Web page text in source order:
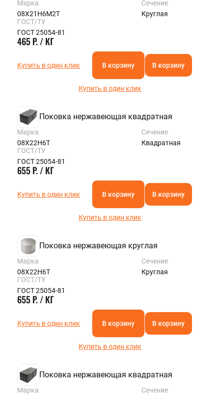
Марка
08Х21Н6М2Т
Сечение
Круглая
ГОСТ/ТУ
ГОСТ 25054-81
465 Р. / КГ
Купить в один клик В корзину В корзину
Купить в один клик
Поковка нержавеющая квадратная
Марка
08Х22Н6Т
Сечение
Квадратная
ГОСТ/ТУ
ГОСТ 25054-81
655 Р. / КГ
Купить в один клик В корзину В корзину
Купить в один клик
Поковка нержавеющая круглая
Марка
08Х22Н6Т
Сечение
Круглая
ГОСТ/ТУ
ГОСТ 25054-81
655 Р. / КГ
Купить в один клик В корзину В корзину
Купить в один клик
Поковка нержавеющая квадратная
Марка
Сечение